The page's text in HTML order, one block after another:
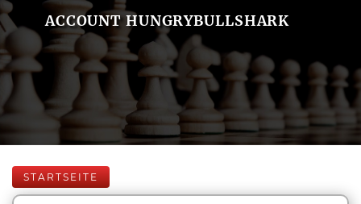
ACCOUNT HUNGRYBULLSHARK
STARTSEITE